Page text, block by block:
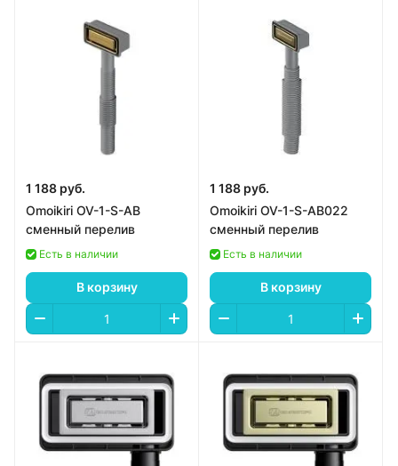
1 188 руб.
Omoikiri OV-1-S-AB
сменный перелив
Есть в наличии
В корзину
1 188 руб.
Omoikiri OV-1-S-AB022
сменный перелив
Есть в наличии
В корзину